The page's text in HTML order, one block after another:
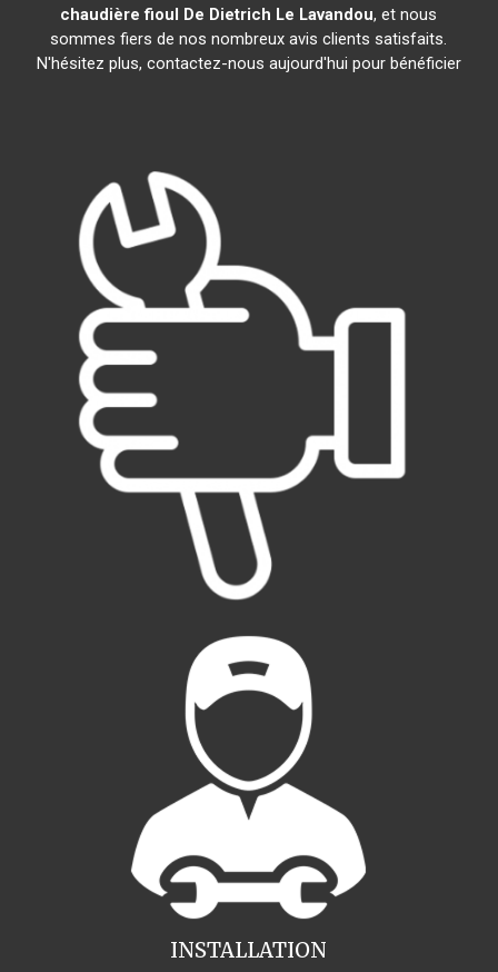
chaudière fioul De Dietrich Le Lavandou, et nous
sommes fiers de nos nombreux avis clients satisfaits.
N'hésitez plus, contactez-nous aujourd'hui pour bénéficier
INSTALLATION